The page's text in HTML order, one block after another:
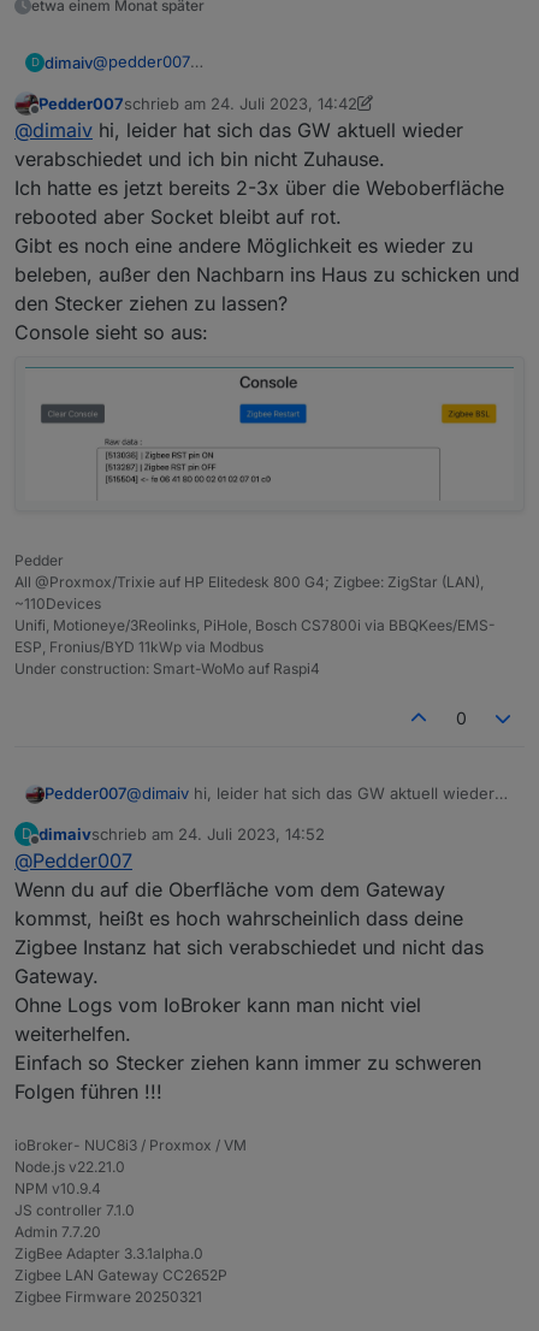
etwa einem Monat später
D dimaiv@pedder007
starten:Über Webinterface Menü "Tools-Reboot ESP32"
Über MQTT, wenn man es über Webinterface
aktiviert und eingestellt hat "Config-MQTT"
Über http get IP/reboot (curl IP/reboot)
Sehr wichtig: vorher immer erst Zigbee Adapter (oder
Z2M ) stoppen!
Offline
Pedder007schrieb am 24. Juli 2023, 14:42
zuletzt editiert von Pedder007
@dimaiv hi, leider hat sich das GW aktuell wieder
verabschiedet und ich bin nicht Zuhause.
Ich hatte es jetzt bereits 2-3x über die Weboberfläche
rebooted aber Socket bleibt auf rot.
Gibt es noch eine andere Möglichkeit es wieder zu
beleben, außer den Nachbarn ins Haus zu schicken und
den Stecker ziehen zu lassen?
Console sieht so aus:
Pedder
All @Proxmox/Trixie auf HP Elitedesk 800 G4; Zigbee: ZigStar (LAN),
~110Devices
Unifi, Motioneye/3Reolinks, PiHole, Bosch CS7800i via BBQKees/EMS-
ESP, Fronius/BYD 11kWp via Modbus
Under construction: Smart-WoMo auf Raspi4
0
Pedder007@dimaiv hi, leider hat sich das GW aktuell wieder
Ich hatte es jetzt bereits 2-3x über die
Weboberfläche rebooted aber Socket bleibt auf rot.
Gibt es noch eine andere Möglichkeit es wieder zu
beleben, außer den Nachbarn ins Haus zu
schicken und den Stecker ziehen zu lassen?
Console sieht so aus:
D
Offline
dimaivschrieb am 24. Juli 2023, 14:52
zuletzt editiert von
@Pedder007
Wenn du auf die Oberfläche vom dem Gateway
kommst, heißt es hoch wahrscheinlich dass deine
Zigbee Instanz hat sich verabschiedet und nicht das
Gateway.
Ohne Logs vom IoBroker kann man nicht viel
weiterhelfen.
Einfach so Stecker ziehen kann immer zu schweren
Folgen führen !!!
ioBroker- NUC8i3 / Proxmox / VM
Node.js v22.21.0
NPM v10.9.4
JS controller 7.1.0
Admin 7.7.20
ZigBee Adapter 3.3.1alpha.0
Zigbee LAN Gateway CC2652P
Zigbee Firmware 20250321